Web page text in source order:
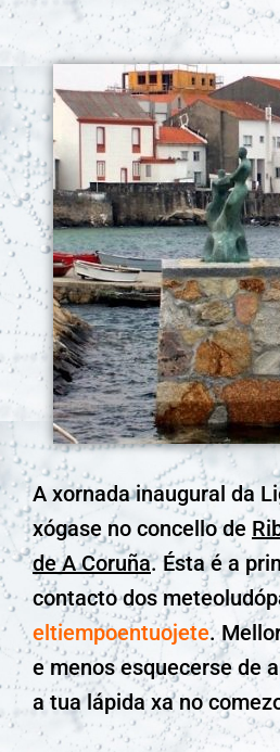
A xornada inaugural da
xógase no concello de
de A Coruña. Ésta é a
contacto dos
eltiempoentuojete.
e menos esquecerse de
a tua lápida xa no